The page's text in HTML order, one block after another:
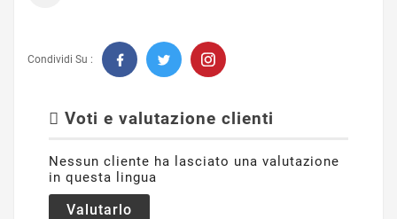
Condividi Su :
Voti e valutazione clienti
Nessun cliente ha lasciato una valutazione
in questa lingua
Valutarlo